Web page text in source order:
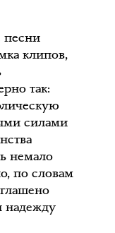
песни
клипов,
так:
силами
немало
по словам
надежду